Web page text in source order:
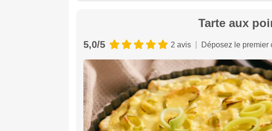
Tarte aux
5,0/5 2 avis Déposez le premier